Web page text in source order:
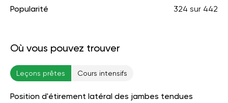
Popularité 324 sur 442
Où vous pouvez trouver
Leçons prêtes Cours intensifs
Position d'étirement latéral des jambes tendues